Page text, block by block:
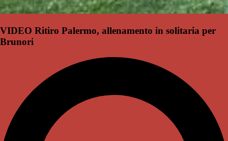
VIDEO Ritiro Palermo, allenamento in solitaria per
Brunori